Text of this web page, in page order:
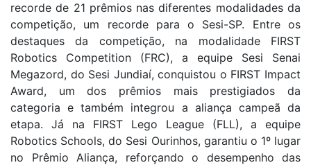
recorde de 21 prêmios nas diferentes modalidades da
competição, um recorde para o Sesi-SP. Entre os
destaques da competição, na modalidade FIRST
Robotics Competition (FRC), a equipe Sesi Senai
Megazord, do Sesi Jundiaí, conquistou o FIRST Impact
Award, um dos prêmios mais prestigiados da
categoria e também integrou a aliança campeã da
etapa. Já na FIRST Lego League (FLL), a equipe
Robotics Schools, do Sesi Ourinhos, garantiu o 1º lugar
no Prêmio Aliança, reforçando o desempenho das